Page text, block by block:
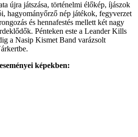
újra játszása, történelmi élőkép, íjászok
hagyományőrző nép játékok, fegyverzet
és hennafestés mellett két nagy
Pénteken este a Leander Kills
a Nasip Kismet Band varázsolt
képekben: